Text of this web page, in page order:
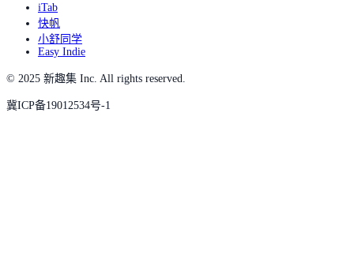
iTab
快帆
小舒同学
Easy Indie
© 2025 新趣集 Inc. All rights reserved.
冀ICP备19012534号-1